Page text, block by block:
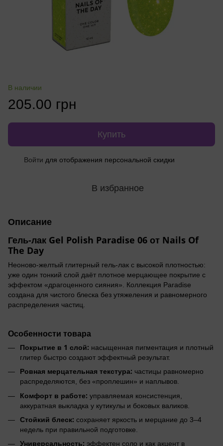
В наличии
205.00 грн
Купить
Войти для отображения персональной скидки
В избранное
Описание
Гель-лак Gel Polish Paradise 06 от Nails Of
The Day
Неоново-желтый глитерный гель-лак с высокой плотностью:
уже один тонкий слой даёт плотное мерцающее покрытие с
эффектом «драгоценного сияния». Коллекция Paradise
создана для чистого блеска без утяжеления и равномерного
распределения частиц.
Особенности товара
Покрытие в 1 слой: насыщенная пигментация и плотный
глитер быстро создают эффектный результат.
Ровная мерцательная текстура: частицы равномерно
распределяются, без «проплешин» и наплывов.
Комфорт в работе: управляемая консистенция,
аккуратная выкладка у кутикулы и боковых валиков.
Стойкий блеск: сохраняет яркость и мерцание до 3–4
недель при правильной подготовке.
Универсальность: эффектен соло и как акцент в